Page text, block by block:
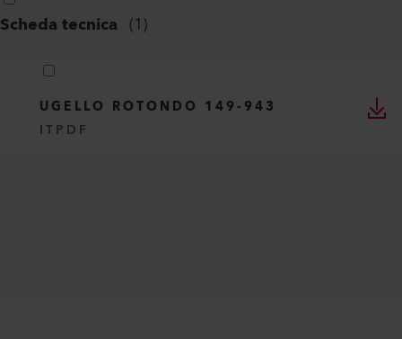
Scheda tecnica (1)
UGELLO ROTONDO 149-943
ITPDF